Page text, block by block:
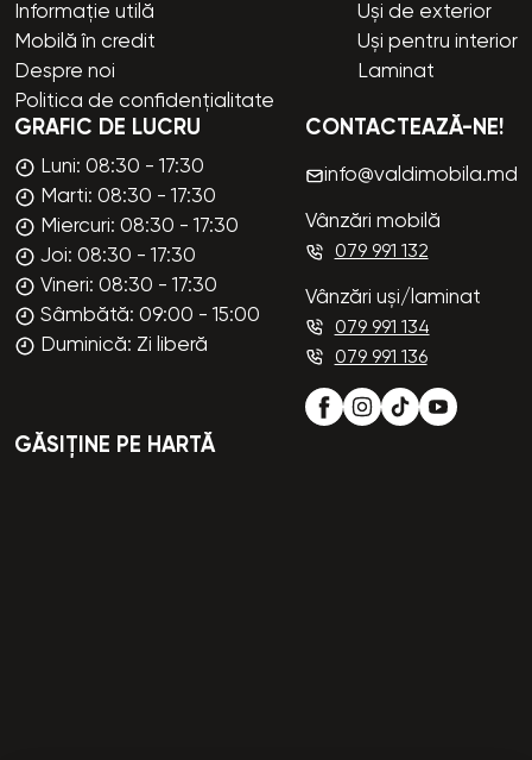
Informație utilă
Mobilă în credit
Despre noi
Politica de confidențialitate
Uși de exterior
Uși pentru interior
Laminat
GRAFIC DE LUCRU
Luni: 08:30 - 17:30
Marti: 08:30 - 17:30
Miercuri: 08:30 - 17:30
Joi: 08:30 - 17:30
Vineri: 08:30 - 17:30
Sâmbătă: 09:00 - 15:00
Duminică: Zi liberă
CONTACTEAZĂ-NE!
info@valdimobila.md
Vânzări mobilă
079 991 132
Vânzări uși/laminat
079 991 134
079 991 136
GĂSIȚINE PE HARTĂ